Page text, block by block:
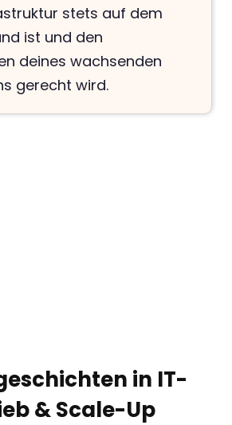
stets auf dem
ist und den
deines wachsenden
gerecht wird.
in IT-
& Scale-Up